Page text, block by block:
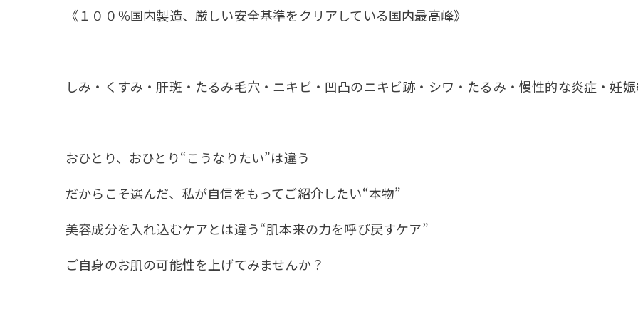
《１００％国内製造、厳しい安全基準をクリアしている国内最高峰》
しみ・くすみ・肝斑・たるみ毛穴・ニキビ・凹凸のニキビ跡・シワ・たるみ・慢性的な炎症・
おひとり、おひとり“こうなりたい”は違う
だからこそ選んだ、私が自信をもってご紹介したい“本物”
美容成分を入れ込むケアとは違う“肌本来の力を呼び戻すケア”
ご自身のお肌の可能性を上げてみませんか？